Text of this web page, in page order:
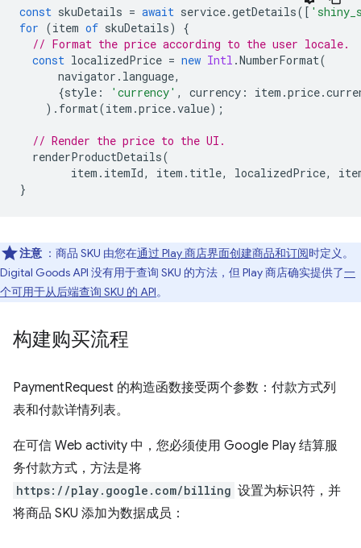
const skuDetails = await service.getDetails([
for (item of skuDetails)
{
// Format the price according to the user locale.
const localizedPrice = new Intl .NumberFormat(
navigator . language,
{style : 'currency' , currency : item .price.
). format(item .price.value);
// Render the price to the UI.
renderProductDetails(
item . itemId, item . title, localizedPrice,
}
注意 ：商品 SKU 由您在通过 Play 商店界面创建商品和订阅时定义。
Digital Goods API 没有用于查询 SKU 的方法，但 Play 商店确实提供了一
个可用于从后端查询 SKU 的 API。
构建购买流程
PaymentRequest 的构造函数接受两个参数：付款方式列
表和付款详情列表。
在可信 Web activity 中，您必须使用 Google Play 结算服
务付款方式，方法是将
https://play.google.com/billing 设置为标识符，并
将商品 SKU 添加为数据成员：